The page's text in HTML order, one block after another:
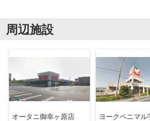
周辺施設
オータニ御幸ヶ原店